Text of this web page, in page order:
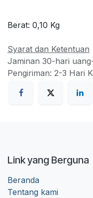
Berat: 0,10 Kg
Syarat dan Ketentuan
Jaminan 30-hari
Pengiriman: 2-3 Hari
Link yang Berguna
Beranda
Tentang kami